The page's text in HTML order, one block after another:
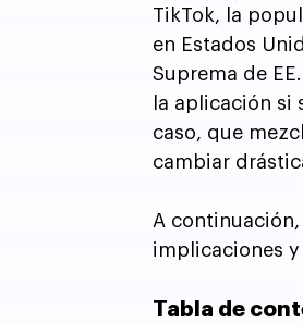
TikTok, la
en Estados
Suprema de
la aplicación si
caso, que
cambiar
A
implicaciones
Tabla de